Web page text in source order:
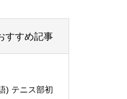
すすめ記事
) テニス部初
) スポーツ観